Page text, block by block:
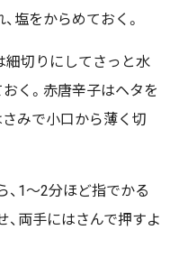
塩をからめておく。
細切りにしてさっと水
く。赤唐辛子はヘタを
みで小口から薄く切
1～2分ほど指でかる
両手にはさんで押すよ